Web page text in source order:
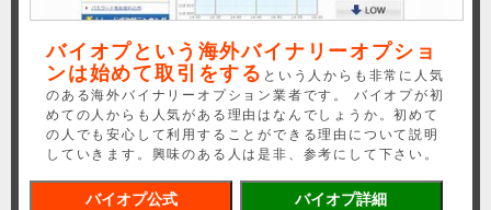
バイオプという海外バイナリーオプショ
ンは始めて取引をする という人からも非常に人気
のある海外バイナリーオプション業者です。 バイオプが初
めての人からも人気がある理由はなんでしょうか。初めて
の人でも安心して利用することができる理由について説明
していきます。興味のある人は是非、参考にして下さい。
バイオプ公式 バイオプ詳細